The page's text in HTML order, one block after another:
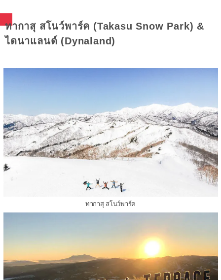
ทากาสุ สโนว์พาร์ค (Takasu Snow Park) &
ไดนาแลนด์ (Dynaland)
ทากาสุ สโนว์พาร์ค